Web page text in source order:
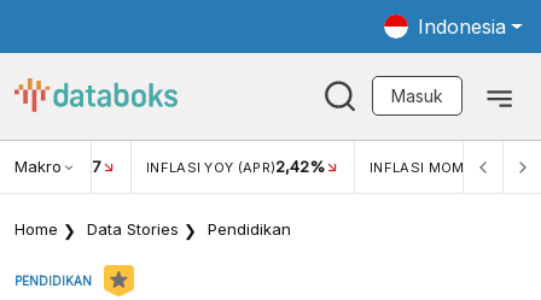
Indonesia
Masuk
Makro
USD/IDR 17 INFLASI YOY (APR)2,42% INFLASI MOM (MAR)
Home Data Stories Pendidikan
PENDIDIKAN